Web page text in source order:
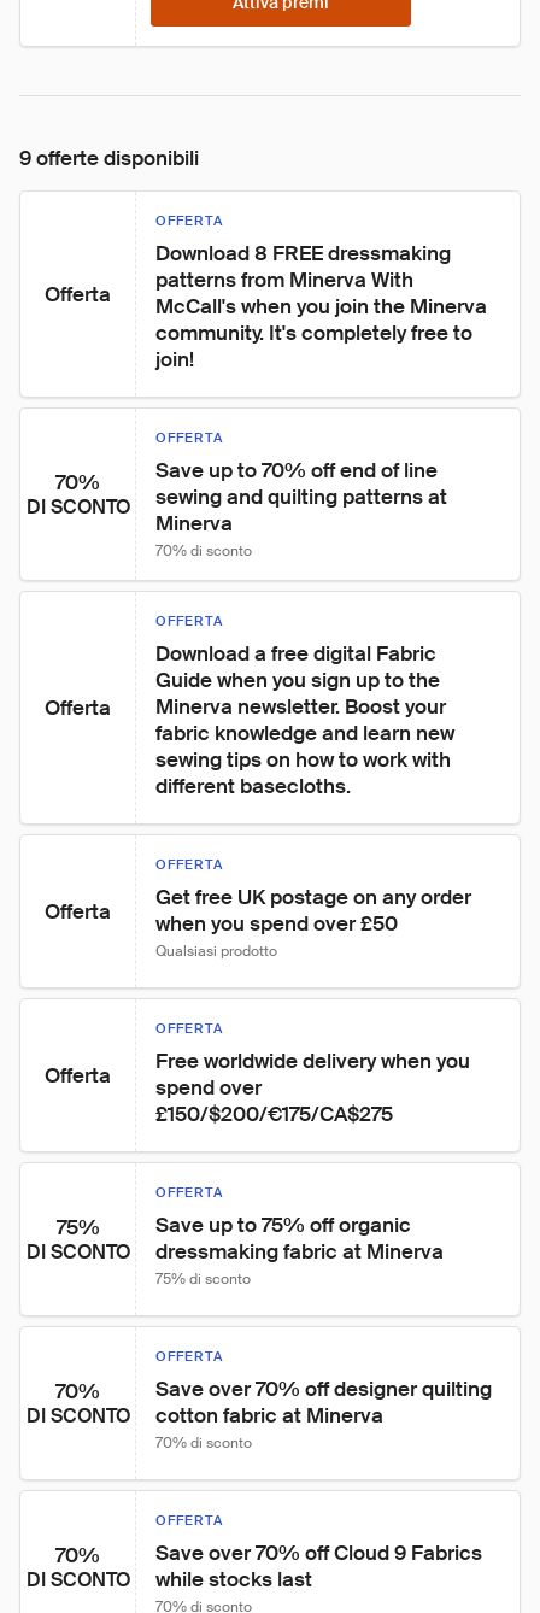
9 offerte disponibili
Offerta
OFFERTA
Download 8 FREE dressmaking
patterns from Minerva With
McCall's when you join the Minerva
community. It's completely free to
join!
70%
DI SCONTO
OFFERTA
Save up to 70% off end of line
sewing and quilting patterns at
Minerva
70% di sconto
Offerta
OFFERTA
Download a free digital Fabric
Guide when you sign up to the
Minerva newsletter. Boost your
fabric knowledge and learn new
sewing tips on how to work with
different basecloths.
Offerta
OFFERTA
Get free UK postage on any order
when you spend over £50
Qualsiasi prodotto
Offerta
OFFERTA
Free worldwide delivery when you
spend over
£150/$200/€175/CA$275
75%
DI SCONTO
OFFERTA
Save up to 75% off organic
dressmaking fabric at Minerva
75% di sconto
70%
DI SCONTO
OFFERTA
Save over 70% off designer quilting
cotton fabric at Minerva
70% di sconto
70%
DI SCONTO
OFFERTA
Save over 70% off Cloud 9 Fabrics
while stocks last
70% di sconto